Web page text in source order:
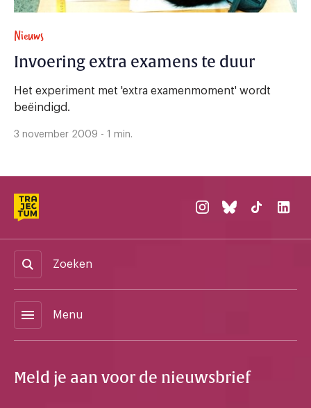
Nieuws
Invoering extra examens te duur
Het experiment met 'extra examenmoment' wordt
beëindigd.
3 november 2009 - 1 min.
Zoeken
menu Menu
Meld je aan voor de nieuwsbrief